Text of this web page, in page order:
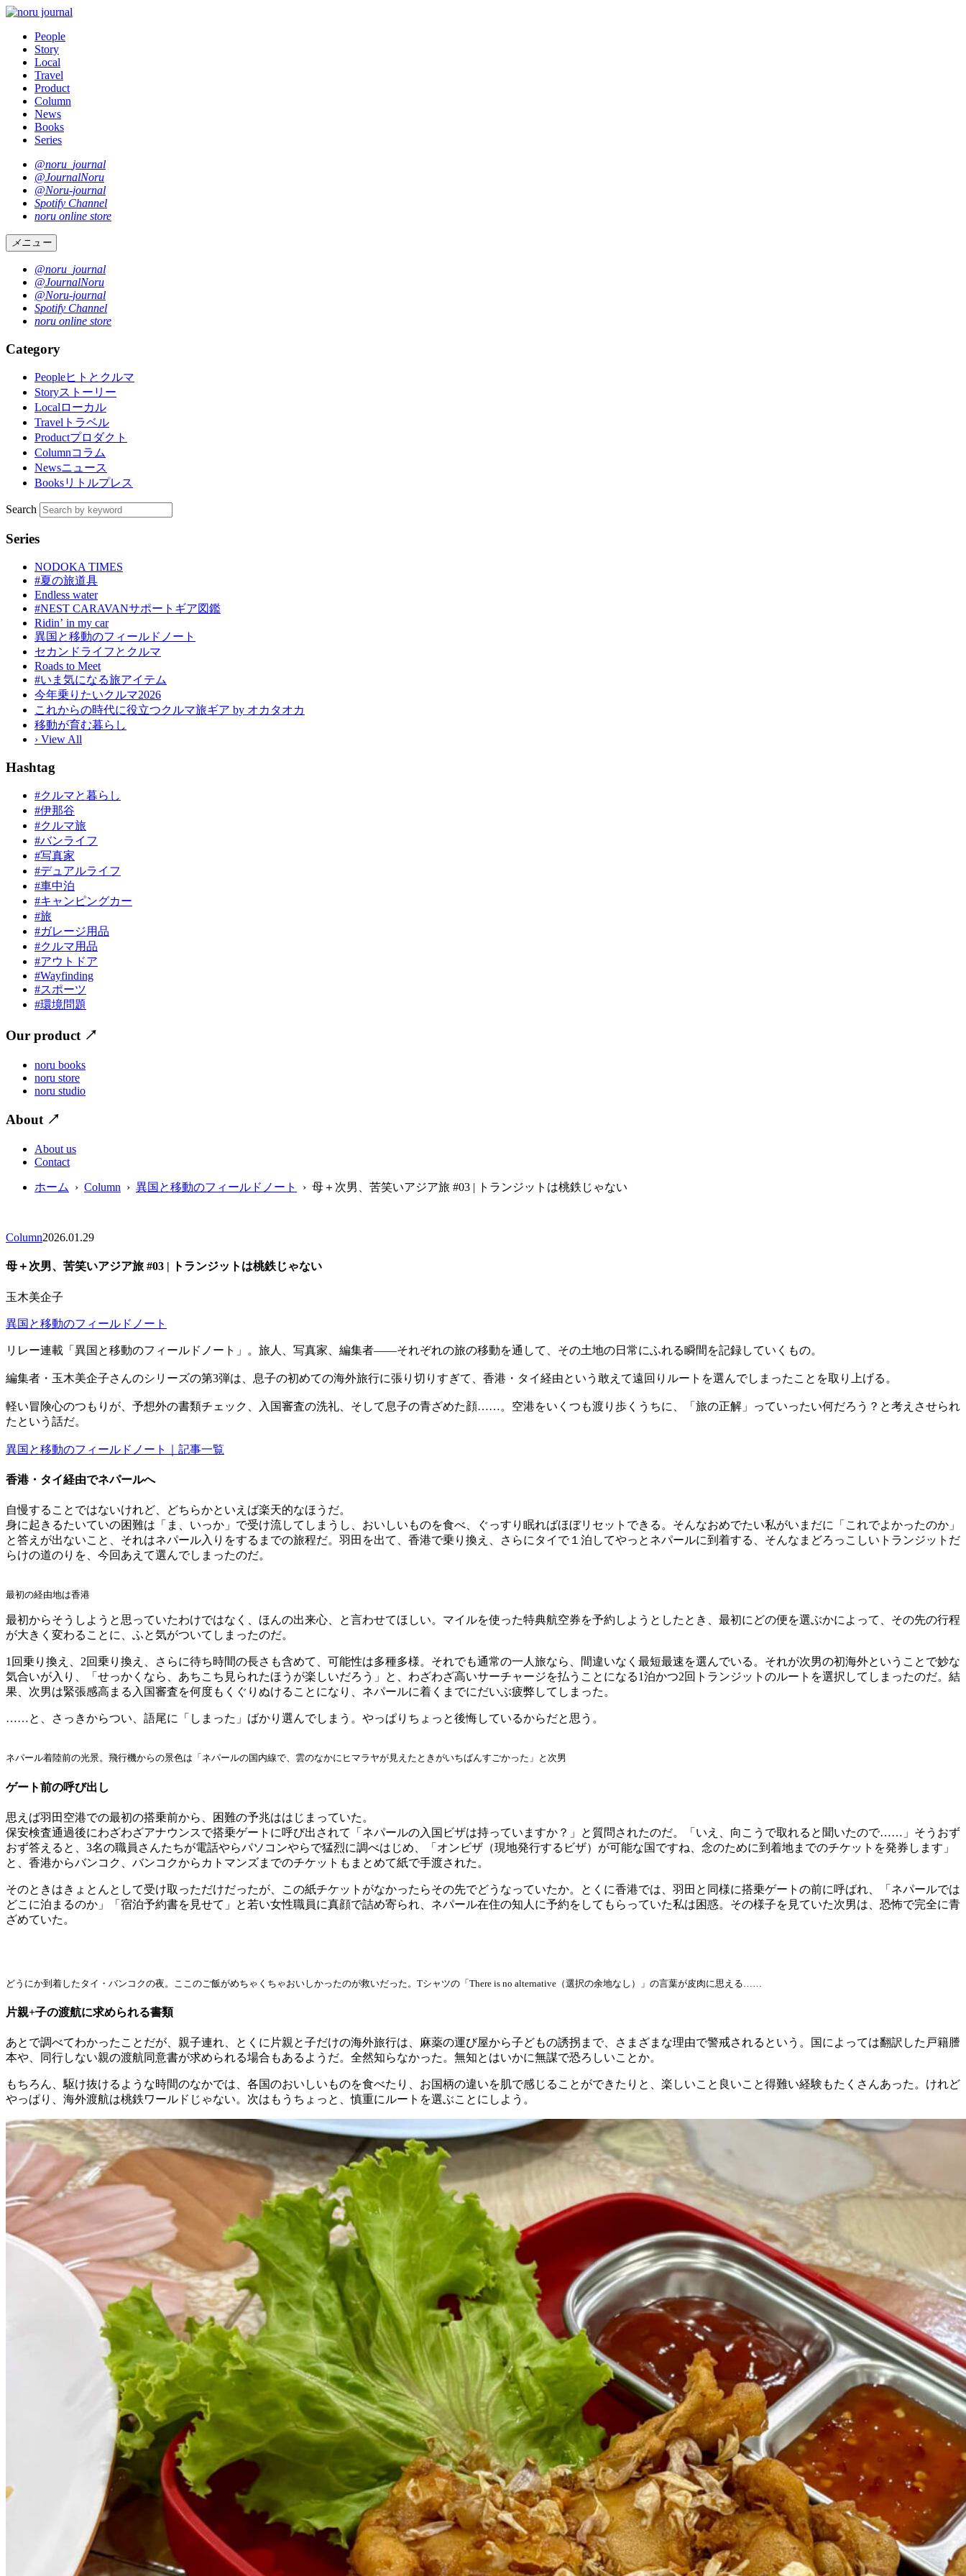
People
Story
Local
Travel
Product
Column
News
Books
Series
@noru_journal
@JournalNoru
@Noru-journal
Spotify Channel
noru online store
メニュー
@noru_journal
@JournalNoru
@Noru-journal
Spotify Channel
noru online store
Category
Peopleヒトとクルマ
Storyストーリー
Localローカル
Travel トラベル
Productプロダクト
Columnコラム
Newsニュース
Booksリトルプレス
Search
Series
NODOKA TIMES
#夏の旅道具
Endless water
#NEST CARAVANサポートギア図鑑
Ridinʼ in my car
異国と移動のフィールドノート
セカンドライフとクルマ
Roads to Meet
#いま気になる旅アイテム
今年乗りたいクルマ2026
これからの時代に役立つクルマ旅ギア by オカタオカ
移動が育む暮らし
› View All
Hashtag
#クルマと暮らし
#伊那谷
#クルマ旅
#バンライフ
#写真家
#デュアルライフ
#車中泊
#キャンピングカー
#旅
#ガレージ用品
#クルマ用品
#アウトドア
#Wayfinding
#スポーツ
#環境問題
Our product ↗
noru books
noru store
noru studio
About ↗
About us
Contact
ホーム › Column › 異国と移動のフィールドノート › 母＋次男、苦笑いアジア旅 #03 | トランジットは桃鉄じゃない
Column2026.01.29
母＋次男、苦笑いアジア旅 #03 | トランジットは桃鉄じゃない
玉木美企子
異国と移動のフィールドノート
リレー連載「異国と移動のフィールドノート」。旅人、写真家、編集者——それぞれの旅の移動を通して、その土地の日常にふれる瞬間を記録していくもの。
編集者・玉木美企子さんのシリーズの第3弾は、息子の初めての海外旅行に張り切りすぎて、香港・タイ経由という敢えて遠回りルートを選んでしまったことを取り上げる。
軽い冒険心のつもりが、予想外の書類チェック、入国審査の洗礼、そして息子の青ざめた顔……。空港をいくつも渡り歩くうちに、「旅の正解」っていったい何だろう？と考えさせられ
たという話だ。
異国と移動のフィールドノート｜記事一覧
香港・タイ経由でネパールへ
自慢することではないけれど、どちらかといえば楽天的なほうだ。
身に起きるたいていの困難は「ま、いっか」で受け流してしまうし、おいしいものを食べ、ぐっすり眠ればほぼリセットできる。そんなおめでたい私がいまだに「これでよかったのか」
と答えが出ないこと、それはネパール入りをするまでの旅程だ。羽田を出て、香港で乗り換え、さらにタイで１泊してやっとネパールに到着する、そんなまどろっこしいトランジットだ
らけの道のりを、今回あえて選んでしまったのだ。
最初の経由地は香港
最初からそうしようと思っていたわけではなく、ほんの出来心、と言わせてほしい。マイルを使った特典航空券を予約しようとしたとき、最初にどの便を選ぶかによって、その先の行程
が大きく変わることに、ふと気がついてしまったのだ。
1回乗り換え、2回乗り換え、さらに待ち時間の長さも含めて、可能性は多種多様。それでも通常の一人旅なら、間違いなく最短最速を選んでいる。それが次男の初海外ということで妙な
気合いが入り、「せっかくなら、あちこち見られたほうが楽しいだろう」と、わざわざ高いサーチャージを払うことになる1泊かつ2回トランジットのルートを選択してしまったのだ。結
果、次男は緊張感高まる入国審査を何度もくぐりぬけることになり、ネパールに着くまでにだいぶ疲弊してしまった。
……と、さっきからつい、語尾に「しまった」ばかり選んでしまう。やっぱりちょっと後悔しているからだと思う。
ネパール着陸前の光景。飛行機からの景色は「ネパールの国内線で、雲のなかにヒマラヤが見えたときがいちばんすごかった」と次男
ゲート前の呼び出し
思えば羽田空港での最初の搭乗前から、困難の予兆ははじまっていた。
保安検査通過後にわざわざアナウンスで搭乗ゲートに呼び出されて「ネパールの入国ビザは持っていますか？」と質問されたのだ。「いえ、向こうで取れると聞いたので……」そうおず
おず答えると、3名の職員さんたちが電話やらパソコンやらで猛烈に調べはじめ、「オンビザ（現地発行するビザ）が可能な国ですね、念のために到着地までのチケットを発券します」
と、香港からバンコク、バンコクからカトマンズまでのチケットもまとめて紙で手渡された。
そのときはきょとんとして受け取っただけだったが、この紙チケットがなかったらその先でどうなっていたか。とくに香港では、羽田と同様に搭乗ゲートの前に呼ばれ、「ネパールでは
どこに泊まるのか」「宿泊予約書を見せて」と若い女性職員に真顔で詰め寄られ、ネパール在住の知人に予約をしてもらっていた私は困惑。その様子を見ていた次男は、恐怖で完全に青
ざめていた。
どうにか到着したタイ・バンコクの夜。ここのご飯がめちゃくちゃおいしかったのが救いだった。Tシャツの「There is no alternative（選択の余地なし）」の言葉が皮肉に思える……
片親+子の渡航に求められる書類
あとで調べてわかったことだが、親子連れ、とくに片親と子だけの海外旅行は、麻薬の運び屋から子どもの誘拐まで、さまざまな理由で警戒されるという。国によっては翻訳した戸籍謄
本や、同行しない親の渡航同意書が求められる場合もあるようだ。全然知らなかった。無知とはいかに無謀で恐ろしいことか。
もちろん、駆け抜けるような時間のなかでは、各国のおいしいものを食べたり、お国柄の違いを肌で感じることができたりと、楽しいこと良いこと得難い経験もたくさんあった。けれど
やっぱり、海外渡航は桃鉄ワールドじゃない。次はもうちょっと、慎重にルートを選ぶことにしよう。